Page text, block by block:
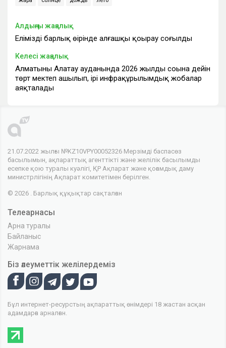
Алдыңғы жаңалық
Еліміздің барлық өңірінде алғашқы қоңырау соғылды
Келесі жаңалық
Алматының Алатау ауданында 2026 жылдың соңына дейін
төрт мектеп ашылып, ірі инфрақұрылымдық жобалар
аяқталады
21.07.2022 жылғы №KZ10VPY00052326 Мерзімді баспасөз
басылымын, ақпараттық агенттікті және желілік басылымды
есепке қою туралы куәлігі, ҚР Ақпарат және қоғамдық даму
министрлігінің Ақпарат комитетімен берілген.
© 2026 . Барлық құқықтар сақталған
Телеарнасы
Арна туралы
Байланыс
Жарнама
Біз әлеуметтік желілердеміз
Бұл интернет-ресурстың ақпараттық өнімдері 18 жастан асқан
адамдарға арналған.